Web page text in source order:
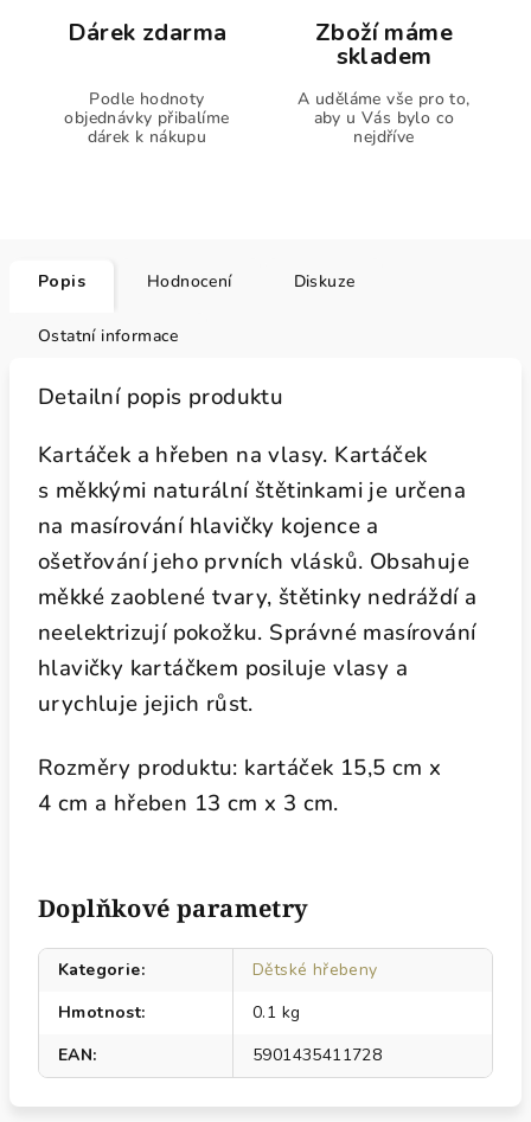
Dárek zdarma
Podle hodnoty
objednávky přibalíme
dárek k nákupu
Zboží máme
skladem
A uděláme vše pro to,
aby u Vás bylo co
nejdříve
Popis Hodnocení Diskuze
Ostatní informace
Detailní popis produktu
Kartáček a hřeben na vlasy. Kartáček
s měkkými naturální štětinkami je určena
na masírování hlavičky kojence a
ošetřování jeho prvních vlásků. Obsahuje
měkké zaoblené tvary, štětinky nedráždí a
neelektrizují pokožku. Správné masírování
hlavičky kartáčkem posiluje vlasy a
urychluje jejich růst.
Rozměry produktu: kartáček 15,5 cm x
4 cm a hřeben 13 cm x 3 cm.
Doplňkové parametry
Kategorie:
Dětské hřebeny
Hmotnost:
0.1 kg
EAN: 5901435411728